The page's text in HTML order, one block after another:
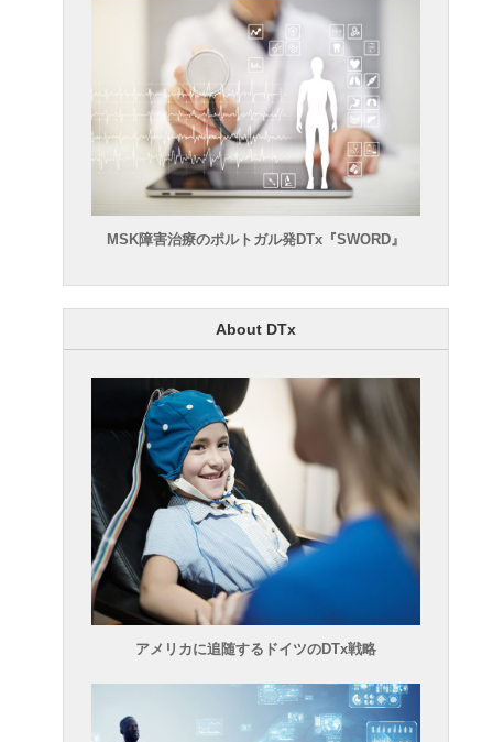
MSK障害治療のポルトガル発DTx『SWORD』
About DTx
アメリカに追随するドイツのDTx戦略